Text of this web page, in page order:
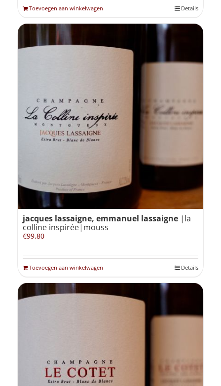
Toevoegen aan winkelwagen Details
jacques lassaigne, emmanuel lassaigne |la
colline inspirée|mouss
€99,80
Toevoegen aan winkelwagen Details